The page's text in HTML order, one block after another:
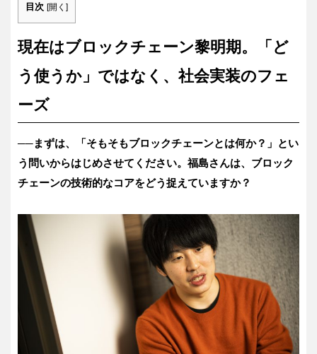
目次 [開く ]
現在はブロックチェーン黎明期。「ど
う使うか」ではなく、社会実装のフェ
ーズ
──まずは、「そもそもブロックチェーンとは何か？」とい
う問いからはじめさせてください。福島さんは、ブロック
チェーンの技術的なコアをどう捉えていますか？